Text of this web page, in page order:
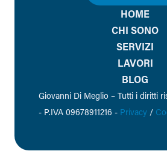
HOME
CHI SONO
SERVIZI
LAVORI
BLOG
Giovanni Di Meglio – Tutti i diritti
- P.IVA 09678911216 - Privacy /